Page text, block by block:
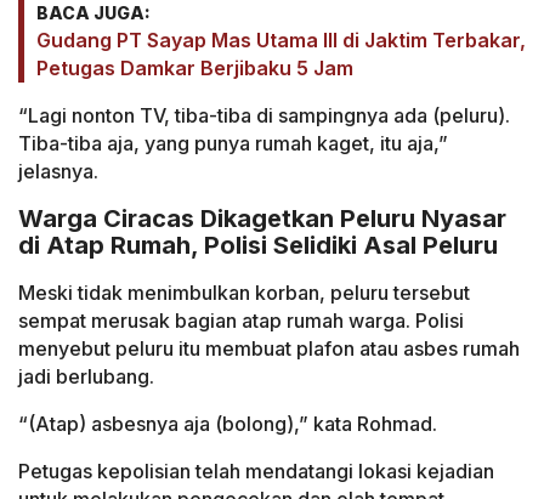
BACA JUGA:
Gudang PT Sayap Mas Utama III di Jaktim Terbakar,
Petugas Damkar Berjibaku 5 Jam
“Lagi nonton TV, tiba-tiba di sampingnya ada (peluru).
Tiba-tiba aja, yang punya rumah kaget, itu aja,”
jelasnya.
Warga Ciracas Dikagetkan Peluru Nyasar
di Atap Rumah, Polisi Selidiki Asal Peluru
Meski tidak menimbulkan korban, peluru tersebut
sempat merusak bagian atap rumah warga. Polisi
menyebut peluru itu membuat plafon atau asbes rumah
jadi berlubang.
“(Atap) asbesnya aja (bolong),” kata Rohmad.
Petugas kepolisian telah mendatangi lokasi kejadian